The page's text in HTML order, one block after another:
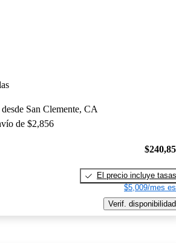
San Clemente, CA
de $2,856
El precio incluye tasas
$5,009/mes
Verif. disponibilidad